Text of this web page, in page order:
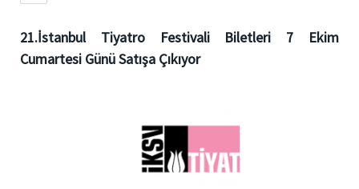
21.İstanbul Tiyatro Festivali Biletleri 7 Ekim
Cumartesi Günü Satışa Çıkıyor